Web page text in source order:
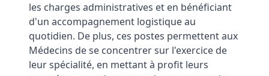
les charges administratives et en bénéficiant
d'un accompagnement logistique au
quotidien. De plus, ces postes permettent aux
Médecins de se concentrer sur l'exercice de
leur spécialité, en mettant à profit leurs